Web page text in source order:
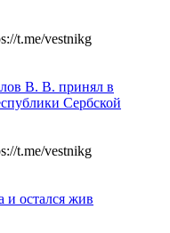
t.me/vestnikg
В. В. принял в
Сербской
t.me/vestnikg
и остался жив